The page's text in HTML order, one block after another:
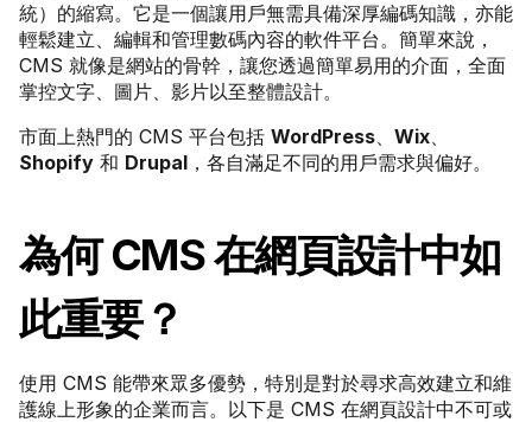
統）的縮寫。它是一個讓用戶無需具備深厚編碼知識，亦能
輕鬆建立、編輯和管理數碼內容的軟件平台。簡單來說，
CMS 就像是網站的骨幹，讓您透過簡單易用的介面，全面
掌控文字、圖片、影片以至整體設計。
市面上熱門的 CMS 平台包括 WordPress、 Wix、
Shopify 和 Drupal ，各自滿足不同的用戶需求與偏好。
為何 CMS 在網頁設計中如
此重要？
使用 CMS 能帶來眾多優勢，特別是對於尋求高效建立和維
護線上形象的企業而言。以下是 CMS 在網頁設計中不可或